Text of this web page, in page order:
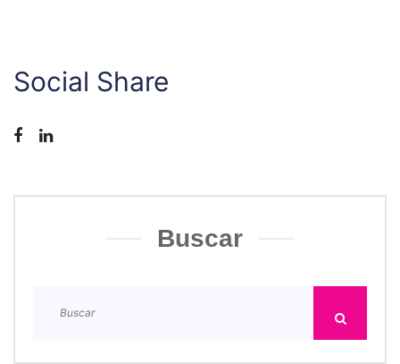
Social Share
Buscar